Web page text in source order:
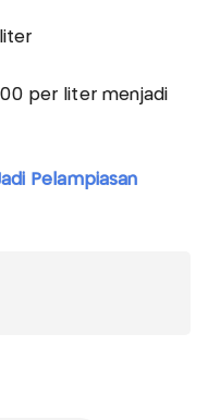
per liter menjadi
Pelampiasan